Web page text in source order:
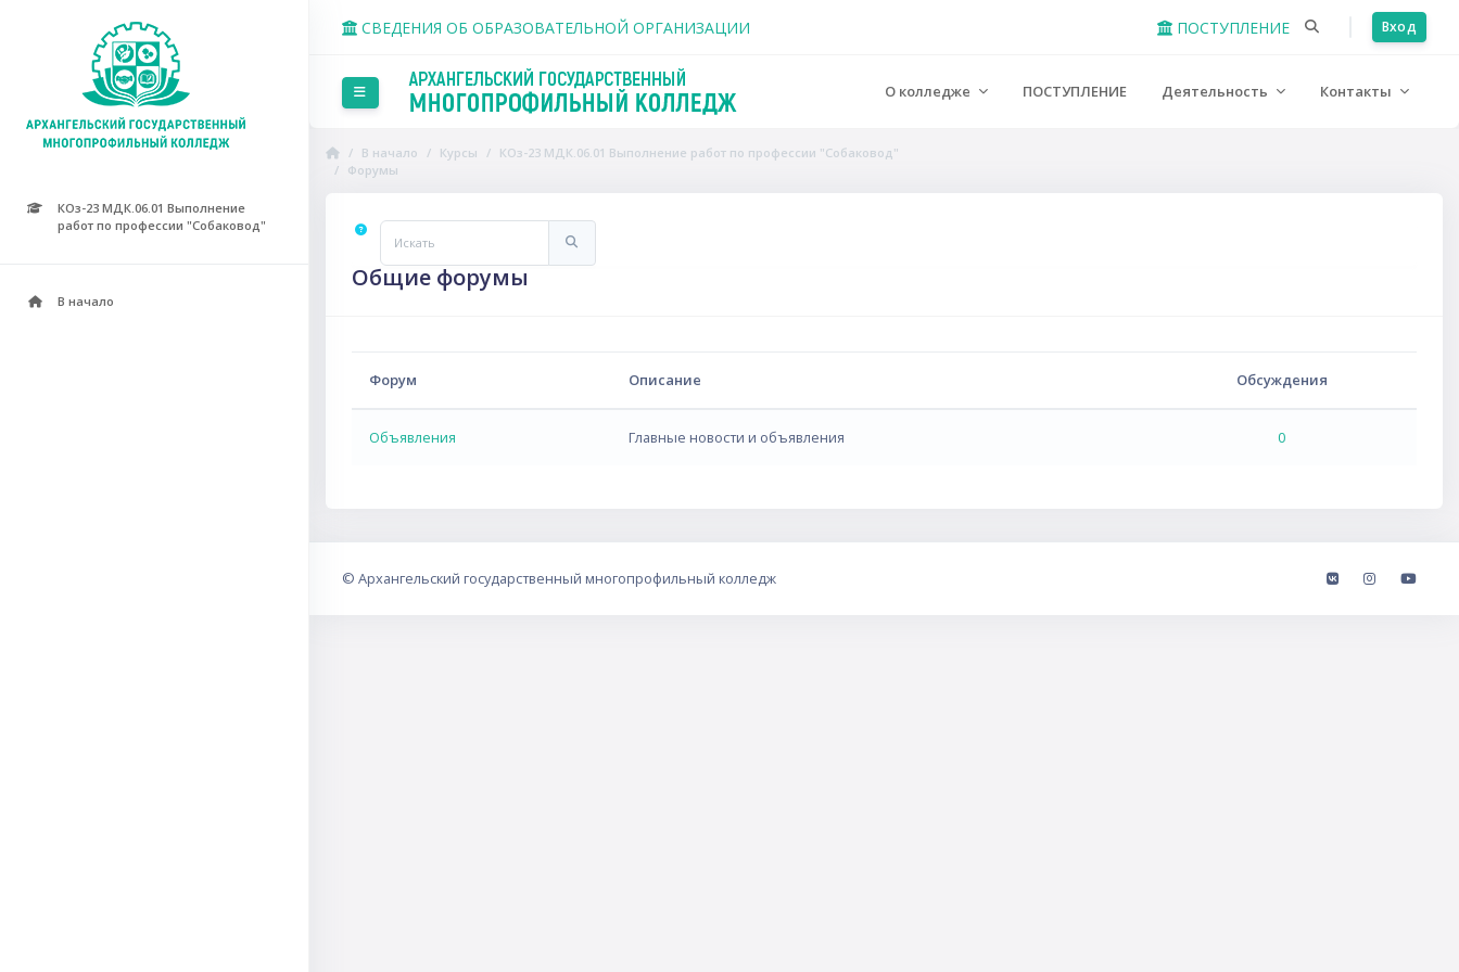
СВЕДЕНИЯ ОБ ОБРАЗОВАТЕЛЬНОЙ ОРГАНИЗАЦИИ ПОСТУПЛЕНИЕ Вход
Боковая панель О колледже ПОСТУПЛЕНИЕ Деятельность Контакты
КОз-23 МДК.06.01 Выполнение
работ по профессии "Собаковод"
В начало
В начало Курсы
КОз-23 МДК.06.01 Выполнение работ по профессии "Собаковод"
Форумы
Искать
Общие форумы
Форум Описание Обсуждения
Объявления Главные новости и объявления 0
© Архангельский государственный многопрофильный колледж